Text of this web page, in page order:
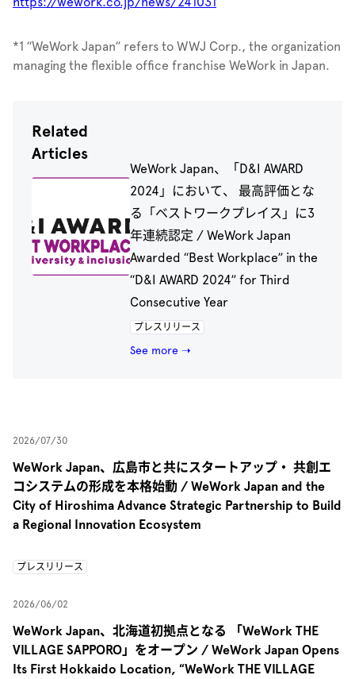
*1 “WeWork Japan” refers to WWJ Corp., the organization
managing the flexible office franchise WeWork in Japan.
Related
Articles
WeWork Japan、「D&I AWARD
2024」において、 最高評価とな
る「ベストワークプレイス」に3
年連続認定 / WeWork Japan
Awarded “Best Workplace” in the
“D&I AWARD 2024” for Third
Consecutive Year
プレスリリース
See more ➝
2026/07/30
WeWork Japan、広島市と共にスタートアップ・ 共創エ
コシステムの形成を本格始動 / WeWork Japan and the
City of Hiroshima Advance Strategic Partnership to Build
a Regional Innovation Ecosystem
プレスリリース
2026/06/02
WeWork Japan、北海道初拠点となる 「WeWork THE
VILLAGE SAPPORO」をオープン / WeWork Japan Opens
Its First Hokkaido Location, “WeWork THE VILLAGE